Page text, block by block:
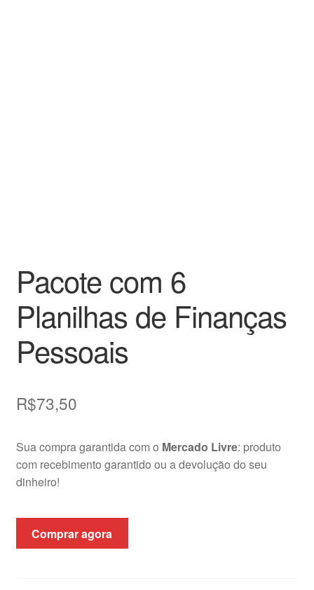
Pacote com 6
Planilhas de Finanças
Pessoais
R$73,50
Sua compra garantida com o Mercado Livre: produto
com recebimento garantido ou a devolução do seu
dinheiro!
Comprar agora